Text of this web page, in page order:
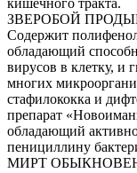
ЗВЕРОБОЙ
Содержит
обладающий
вирусов в клетку, и
многих
стафилококка и
препарат
обладающий
пенициллину
МИРТ